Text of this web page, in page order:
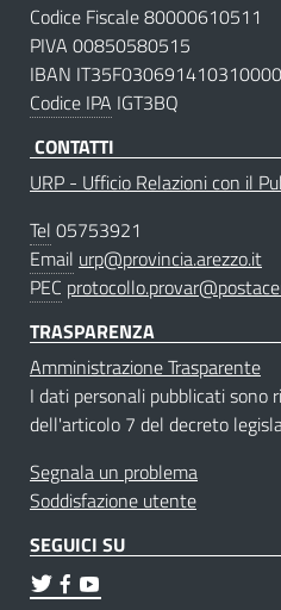
Codice Fiscale 80000610511
PIVA 00850580515
IBAN
Codice IPA IGT3BQ
CONTATTI
URP - Ufficio Relazioni con il
Tel 05753921
Email urp@provincia.arezzo.it
PEC
TRASPARENZA
Amministrazione Trasparente
I dati personali pubblicati sono
dell'articolo 7 del decreto
Segnala un problema
Soddisfazione utente
SEGUICI SU